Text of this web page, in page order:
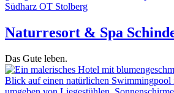
Südharz OT Stolberg
Naturresort & Spa
Das Gute leben.